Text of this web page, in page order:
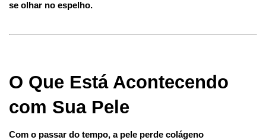
se olhar no espelho.
O Que Está Acontecendo
com Sua Pele
Com o passar do tempo, a pele perde colágeno